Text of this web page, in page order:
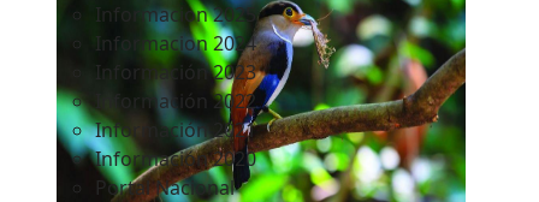
Informacion 2025
Informacion 2024
Información 2023
Información 2022
Información 2021
Información 2020
Portal Nacional